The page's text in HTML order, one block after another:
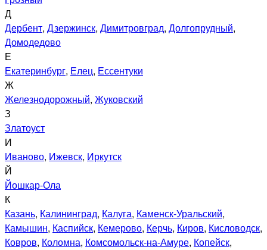
Д
Дербент, Дзержинск, Димитровград, Долгопрудный,
Домодедово
Е
Екатеринбург, Елец, Ессентуки
Ж
Железнодорожный, Жуковский
З
Златоуст
И
Иваново, Ижевск, Иркутск
Й
Йошкар-Ола
К
Казань, Калининград, Калуга, Каменск-Уральский,
Камышин, Каспийск, Кемерово, Керчь, Киров, Кисловодск,
Ковров, Коломна, Комсомольск-на-Амуре, Копейск,